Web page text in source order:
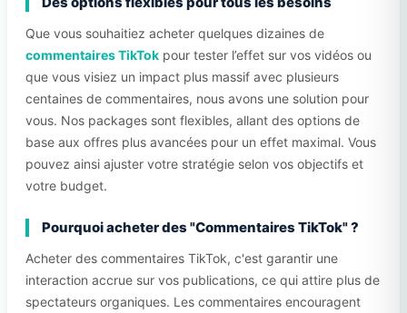
Que vous souhaitiez acheter quelques dizaines de
commentaires TikTok pour tester l’effet sur vos vidéos ou
que vous visiez un impact plus massif avec plusieurs
centaines de commentaires, nous avons une solution pour
vous. Nos packages sont flexibles, allant des options de
base aux offres plus avancées pour un effet maximal. Vous
pouvez ainsi ajuster votre stratégie selon vos objectifs et
votre budget.
Pourquoi acheter des "Commentaires TikTok" ?
Acheter des commentaires TikTok, c'est garantir une
interaction accrue sur vos publications, ce qui attire plus de
spectateurs organiques. Les commentaires encouragent